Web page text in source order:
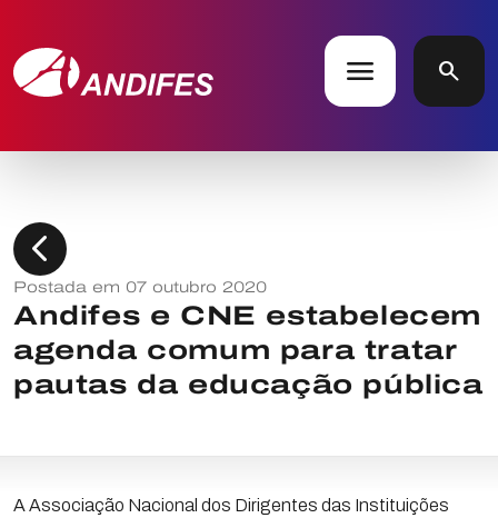
menu search
chevron_left
Postada em 07 outubro 2020
Andifes e CNE estabelecem
agenda comum para tratar
pautas da educação pública
A Associação Nacional dos Dirigentes das Instituições